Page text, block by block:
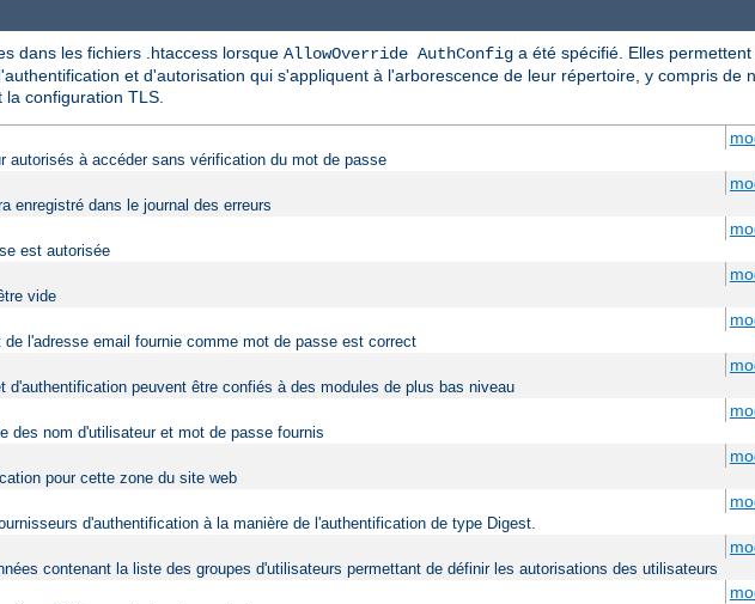
dans les fichiers .htaccess lorsque AllowOverride AuthConfig a été spécifié. Elles
et d'autorisation qui s'appliquent à l'arborescence de leur répertoire, y compris de
configuration TLS.
autorisés à accéder sans vérification du mot de passe
enregistré dans le journal des erreurs
est autorisée
vide
l'adresse email fournie comme mot de passe est correct
d'authentification peuvent être confiés à des modules de plus bas niveau
des nom d'utilisateur et mot de passe fournis
pour cette zone du site web
d'authentification à la manière de l'authentification de type Digest.
contenant la liste des groupes d'utilisateurs permettant de définir les autorisations des utilisateurs